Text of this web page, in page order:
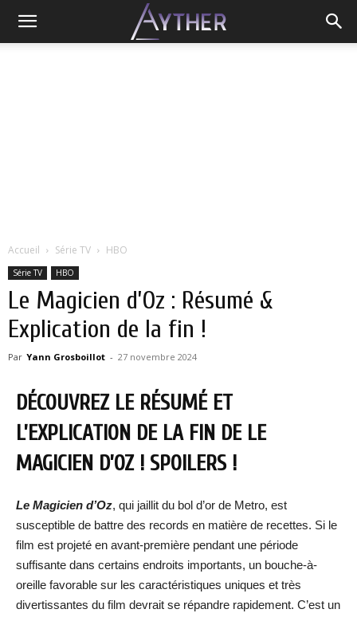
Accueil Série TV HBO
Série TV HBO
Le Magicien d’Oz : Résumé &
Explication de la fin !
Par Yann Grosboillot - 27 novembre 2024
DÉCOUVREZ LE RÉSUMÉ ET
L’EXPLICATION DE LA FIN DE LE
MAGICIEN D’OZ ! SPOILERS !
Le Magicien d’Oz, qui jaillit du bol d’or de Metro, est
susceptible de battre des records en matière de recettes. Si le
film est projeté en avant-première pendant une période
suffisante dans certains endroits importants, un bouche-à-
oreille favorable sur les caractéristiques uniques et très
divertissantes du film devrait se répandre rapidement. C’est un